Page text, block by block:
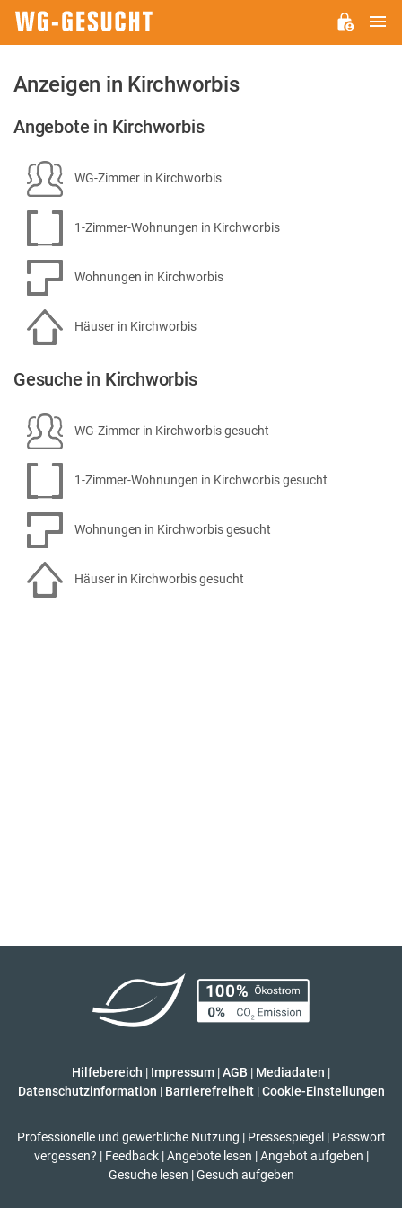
Anzeigen in Kirchworbis
Angebote in Kirchworbis
WG-Zimmer in Kirchworbis
1-Zimmer-Wohnungen in Kirchworbis
Wohnungen in Kirchworbis
Häuser in Kirchworbis
Gesuche in Kirchworbis
WG-Zimmer in Kirchworbis gesucht
1-Zimmer-Wohnungen in Kirchworbis gesucht
Wohnungen in Kirchworbis gesucht
Häuser in Kirchworbis gesucht
Hilfebereich | Impressum |AGB | Mediadaten |
Datenschutzinformation | Barrierefreiheit | Cookie-Einstellungen
Professionelle und gewerbliche Nutzung | Pressespiegel | Passwort
vergessen? | Feedback | Angebote lesen | Angebot aufgeben |
Gesuche lesen | Gesuch aufgeben